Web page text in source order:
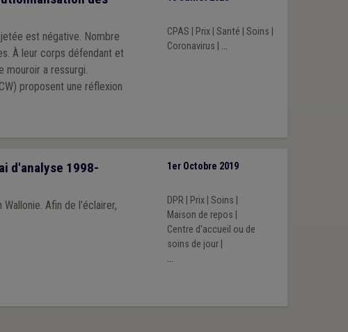
est négative. Nombre
À leur corps défendant et
mouroir a ressurgi.
proposent une réflexion
CPAS Prix| Santé Soins
Coronavirus
...
d'analyse 1998-
Afin de l’éclairer,
1er Octobre 2019
DPR Prix| Soins
Maison de repos
Centre d'accueil ou de
soins de jour|
...